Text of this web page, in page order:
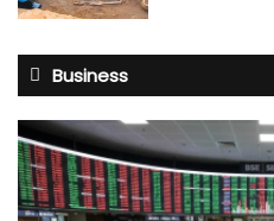
Business